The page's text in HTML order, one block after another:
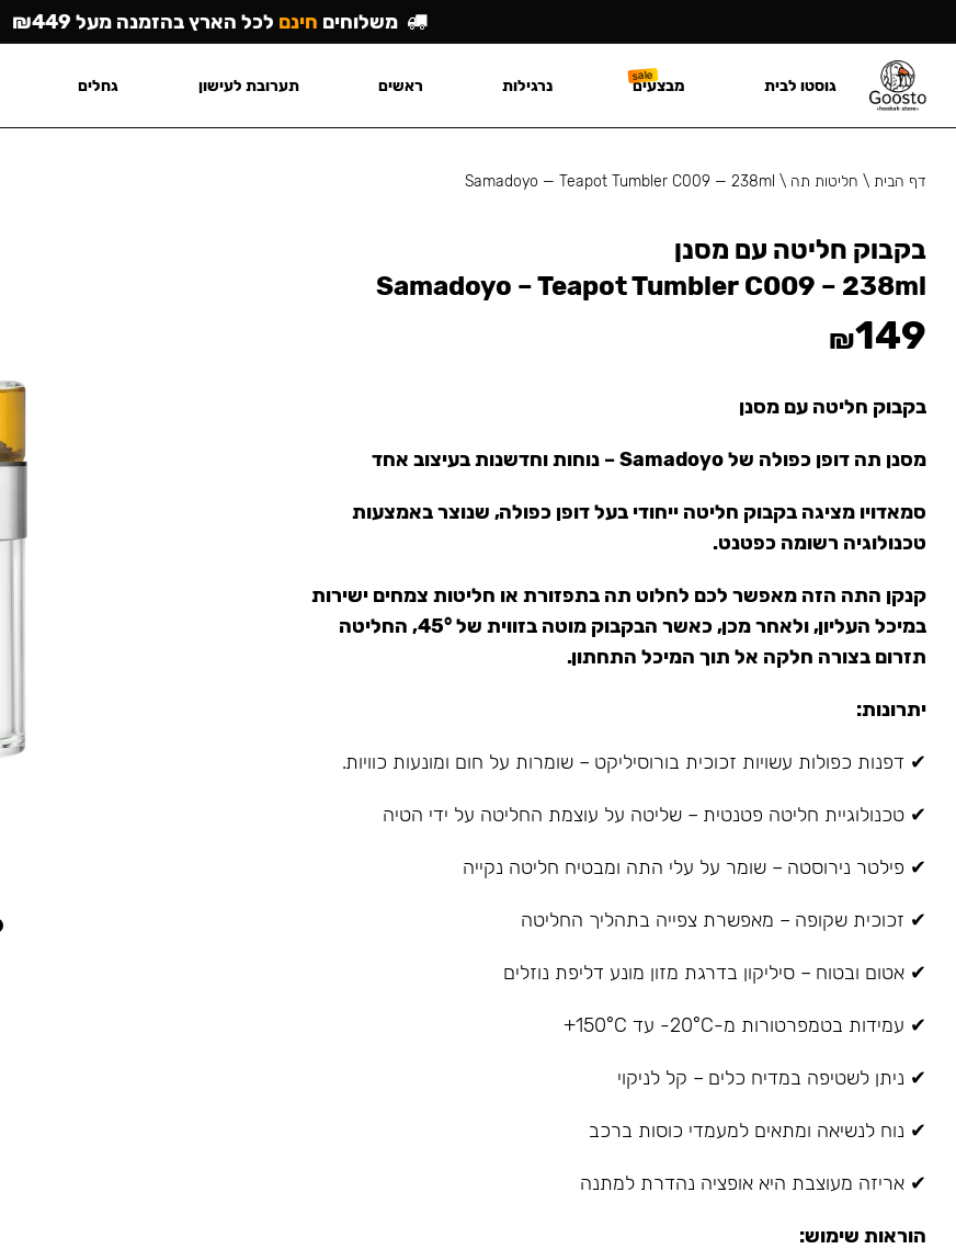
דף הבית\ חליטות תה \
Samadoyo — Teapot Tumbler C009 — 238ml
בקבוק חליטה עם מסנן
Samadoyo – Teapot Tumbler C009 – 238ml
₪149
בקבוק חליטה עם מסנן
מסנן תה דופן כפולה של Samadoyo – נוחות וחדשנות בעיצוב אחד
סמאדויו מציגה בקבוק חליטה ייחודי בעל דופן כפולה, שנוצר באמצעות
טכנולוגיה רשומה כפטנט.
קנקן התה הזה מאפשר לכם לחלוט תה בתפזורת או חליטות צמחים ישירות
במיכל העליון, ולאחר מכן, כאשר הבקבוק מוטה בזווית של 45°, החליטה
תזרום בצורה חלקה אל תוך המיכל התחתון.
יתרונות:
✔ דפנות כפולות עשויות זכוכית בורוסיליקט – שומרות על חום ומונעות כוויות.
✔ טכנולוגיית חליטה פטנטית – שליטה על עוצמת החליטה על ידי הטיה
✔ פילטר נירוסטה – שומר על עלי התה ומבטיח חליטה נקייה
✔ זכוכית שקופה – מאפשרת צפייה בתהליך החליטה
✔ אטום ובטוח – סיליקון בדרגת מזון מונע דליפת נוזלים
✔ עמידות בטמפרטורות מ-20°C- עד 150°C+
✔ ניתן לשטיפה במדיח כלים – קל לניקוי
✔ נוח לנשיאה ומתאים למעמדי כוסות ברכב
✔ אריזה מעוצבת היא אופציה נהדרת למתנה
הוראות שימוש:
משלוחים חינם לכל הארץ בהזמנה מעל ₪449
גוסטו לבית מבצעים נרגילות ראשים תערובת לעישון גחלים